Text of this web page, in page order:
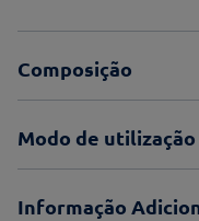
Composição
Modo de utilização
Informação